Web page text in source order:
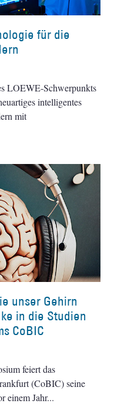
für die
LOEWE-Schwerpunkts
intelligentes
mit
unser Gehirn
in die Studien
CoBIC
feiert das
(CoBIC) seine
einem Jahr